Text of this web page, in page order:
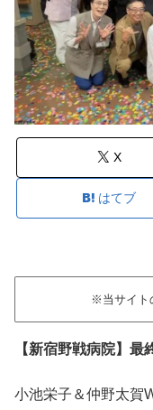
X
はてブ
※当サイト
【新宿野戦病院】最
小池栄子＆仲野太賀